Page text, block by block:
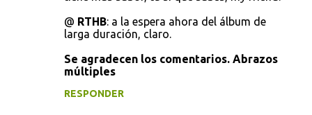
@ RTHB: a la espera ahora del álbum de
larga duración, claro.
Se agradecen los comentarios. Abrazos
múltiples
RESPONDER